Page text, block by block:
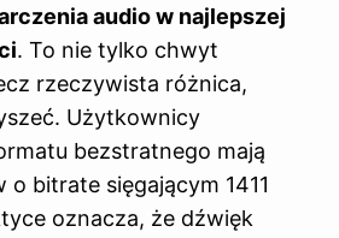
audio w najlepszej
. To nie tylko chwyt
rzeczywista różnica,
Użytkownicy
bezstratnego mają
bitrate sięgającym 1411
oznacza, że dźwięk